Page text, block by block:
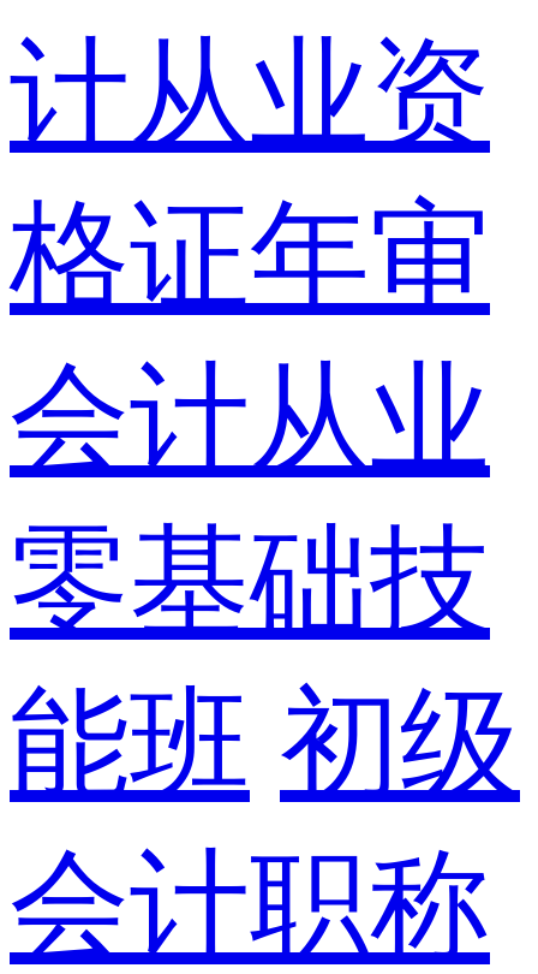
计从业资
格证年审
会计从业
零基础技
能班 初级
会计职称